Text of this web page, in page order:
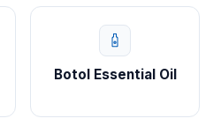
Botol Essential Oil